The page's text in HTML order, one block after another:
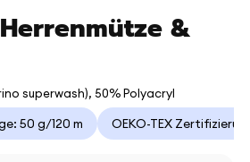
&
superwash), 50% Polyacryl
50 g/120 m OEKO-TEX